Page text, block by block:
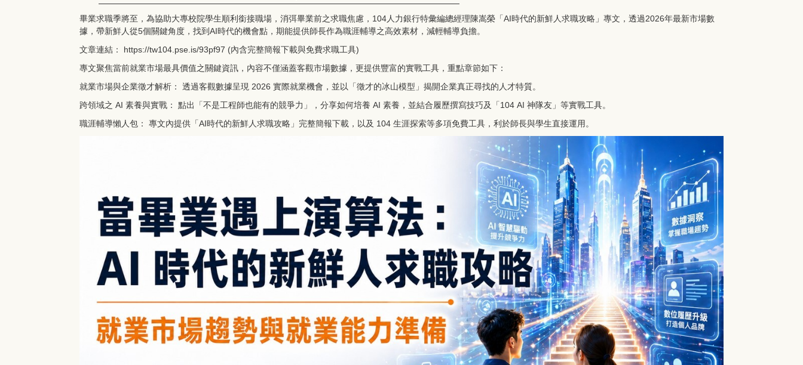
畢業求職季將至，為協助大專校院學生順利銜接職場，消弭畢業前之求職焦慮，104人力銀行特彙編總經理陳嵩榮「AI時代的新鮮人求職攻略」專文，透過2026年最新市場數
據，帶新鮮人從5個關鍵角度，找到AI時代的機會點，期能提供師長作為職涯輔導之高效素材，減輕輔導負擔。
文章連結： https://tw104.pse.is/93pf97 (內含完整簡報下載與免費求職工具)
專文聚焦當前就業市場最具價值之關鍵資訊，內容不僅涵蓋客觀市場數據，更提供豐富的實戰工具，重點章節如下：
就業市場與企業徵才解析： 透過客觀數據呈現 2026 實際就業機會，並以「徵才的冰山模型」揭開企業真正尋找的人才特質。
跨領域之 AI 素養與實戰： 點出「不是工程師也能有的競爭力」，分享如何培養 AI 素養，並結合履歷撰寫技巧及「104 AI 神隊友」等實戰工具。
職涯輔導懶人包： 專文內提供「AI時代的新鮮人求職攻略」完整簡報下載，以及 104 生涯探索等多項免費工具，利於師長與學生直接運用。